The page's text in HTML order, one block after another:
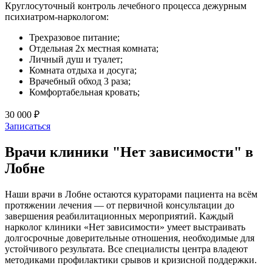
Круглосуточный контроль лечебного процесса дежурным
психиатром-наркологом:
Трехразовое питание;
Отдельная 2х местная комната;
Личный душ и туалет;
Комната отдыха и досуга;
Врачебный обход 3 раза;
Комфортабельная кровать;
30 000 ₽
Записаться
Врачи клиники "Нет зависимости" в
Лобне
Наши врачи в Лобне остаются кураторами пациента на всём
протяжении лечения — от первичной консультации до
завершения реабилитационных мероприятий. Каждый
нарколог клиники «Нет зависимости» умеет выстраивать
долгосрочные доверительные отношения, необходимые для
устойчивого результата. Все специалисты центра владеют
методиками профилактики срывов и кризисной поддержки.